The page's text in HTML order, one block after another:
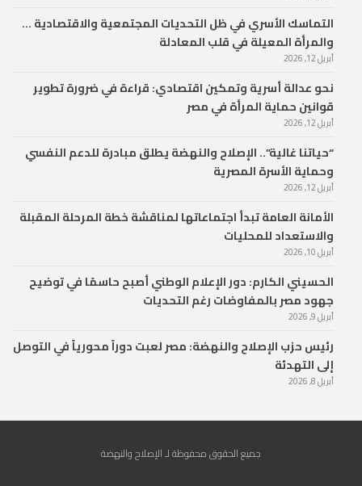
التماسك الأسري في ظل التحديات المجتمعية والاقتصادية …
والمرأة المعيلة في قلب المعادلة
أبريل 12, 2026
نحو عدالة أسرية وتمكين اقتصادي: قراءة في ضرورة تطوير
قوانين حماية المرأة في مصر
أبريل 12, 2026
“حياتنا غالية”.. الإصلاح والنهضة يطلق مبادرة للدعم النفسي
وحماية الأسرة المصرية
أبريل 12, 2026
الأمانة العامة تبدأ اجتماعاتها لمناقشة خطة المرحلة المقبلة
والاستعداد للمحليات
أبريل 10, 2026
الحسيني الكارم: دور الإعلام الوطني أصبح حاسمًا في توضيح
جهود مصر بالمفاوضات رغم التحديات
أبريل 9, 2026
رئيس حزب الإصلاح والنهضة: مصر لعبت دوراً محورياً في التوصل
إلى التهدئة
أبريل 8, 2026
جميع الحقوق محفوظة لـ الإصلاح والنهضة